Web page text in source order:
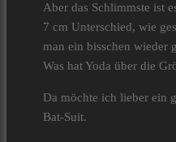
Aber das Schlimmste ist
7 cm Unterschied, wie
man ein bisschen wieder
Was hat Yoda über die
Da möchte ich lieber ein
Bat-Suit.